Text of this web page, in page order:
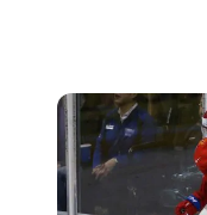
хоккей8 лет
МЧМ:
лучшим